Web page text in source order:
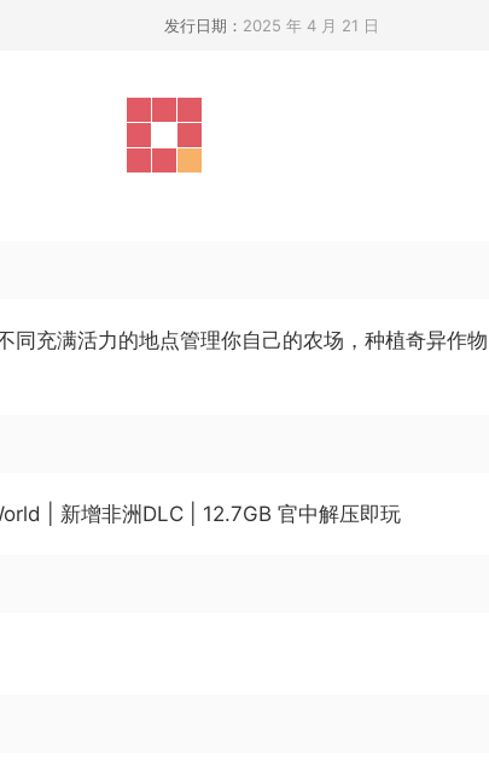
发行日期： 2025 年 4 月 21 日
充满活力的地点管理你自己的农场，种植奇异作
| 新增非洲DLC | 12.7GB 官中解压即玩